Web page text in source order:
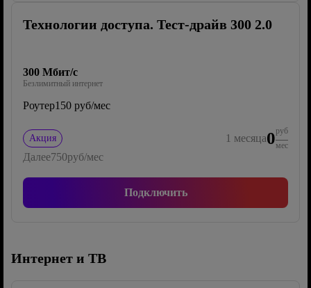
Технологии доступа. Тест-драйв 300 2.0
300 Мбит/с
Безлимитный интернет
Роутер150 руб/мес
Акция 1 месяца0руб
мес
Далее750руб/мес
Подключить
Интернет и ТВ